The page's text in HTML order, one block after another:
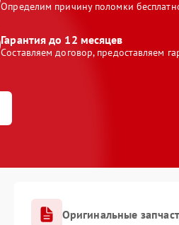
Определим причину поломки
Гарантия до 12 месяцев
Составляем договор, предоставляем
Оригинальные